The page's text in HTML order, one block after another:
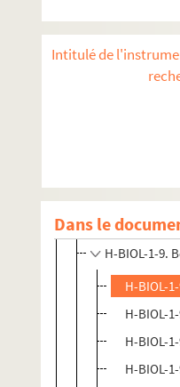
Intitulé de
Dans le
H-BIOL-1-
H-BIOL-1-
H-BIOL-
H-BIOL-
H-BIOL-1-
H-BIOL-1-
H-BIOL-1-9.
H-BIOL-
H-BIOL-
H-BIOL-
H-BIOL-